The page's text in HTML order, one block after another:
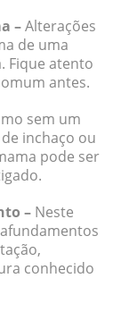
–Alterações
de uma
Fique atento
antes.
sem um
inchaço ou
pode ser
– Neste
conhecido